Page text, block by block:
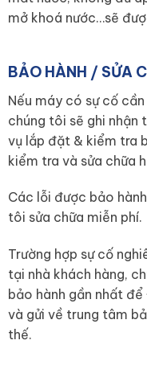
mở khoá nước…sẽ
BẢO HÀNH / SỬA
Nếu máy có sự cố
chúng tôi sẽ ghi nhận
vụ lắp đặt & kiểm tra
kiểm tra và sửa chữa
Các lỗi được bảo
tôi sửa chữa miễn phí.
Trường hợp sự cố
tại nhà khách hàng,
bảo hành gần nhất
và gửi về trung tâm
thế.